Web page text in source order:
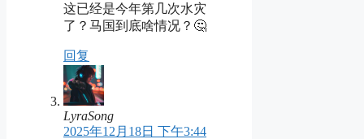
这已经是今年第几次水灾
了？马国到底啥情况？🤔
回复
LyraSong
2025年12月18日 下午3:44